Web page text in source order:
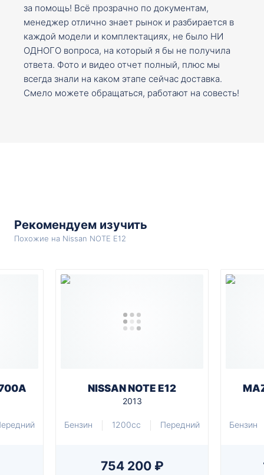
за помощь! Всё прозрачно по документам,
менеджер отлично знает рынок и разбирается в
каждой модели и комплектациях, не было НИ
ОДНОГО вопроса, на который я бы не получила
ответа. Фото и видео отчет полный, плюс мы
всегда знали на каком этапе сейчас доставка.
Смело можете обращаться, работают на совесть!
Рекомендуем изучить
Похожие на Nissan NOTE E12
NISSAN NOTE E12
2013
Бензин 1200cc Передний
754 200 ₽
Бензин